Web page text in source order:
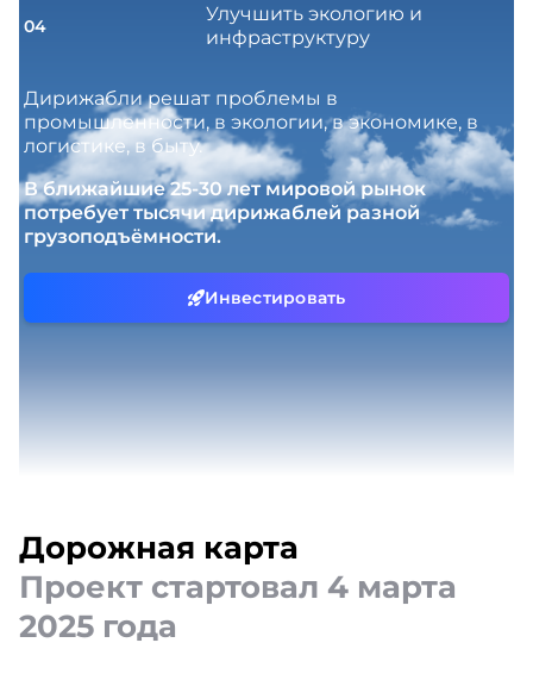
04
Улучшить экологию и
инфраструктуру
Дирижабли решат проблемы в
промышленности, в экологии, в экономике, в
логистике, в быту.
В ближайшие 25-30 лет мировой рынок
потребует тысячи дирижаблей разной
грузоподъёмности.
Инвестировать
Дорожная карта
Проект стартовал 4 марта
2025 года